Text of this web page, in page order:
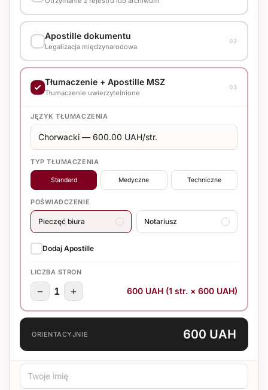
WARIANT WYKONANIA
Skonsultuj koszt z menedżerem
Apostille dokumentu
Legalizacja międzynarodowa
02
WARIANT WYKONANIA
Skonsultuj koszt z menedżerem
Tłumaczenie + Apostille MSZ
Tłumaczenie uwierzytelnione
03
JĘZYK TŁUMACZENIA
TYP TŁUMACZENIA
Standard Medyczne Techniczne
POŚWIADCZENIE
Pieczęć biura Notariusz
Dodaj Apostille
LICZBA STRON
− 1 + 600 UAH (1 str. × 600 UAH)
ORIENTACYJNIE 600 UAH